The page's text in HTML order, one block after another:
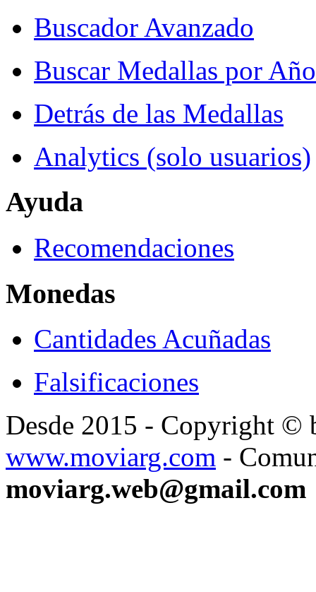
Buscador Avanzado
Buscar Medallas por Año
Detrás de las Medallas
Analytics (solo usuarios)
Ayuda
Recomendaciones
Monedas
Cantidades Acuñadas
Falsificaciones
Desde 2015 - Copyright ©
www.moviarg.com -
moviarg.web@gmail.com